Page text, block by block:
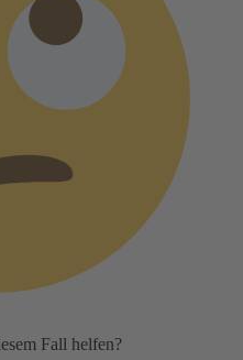
Fall helfen?